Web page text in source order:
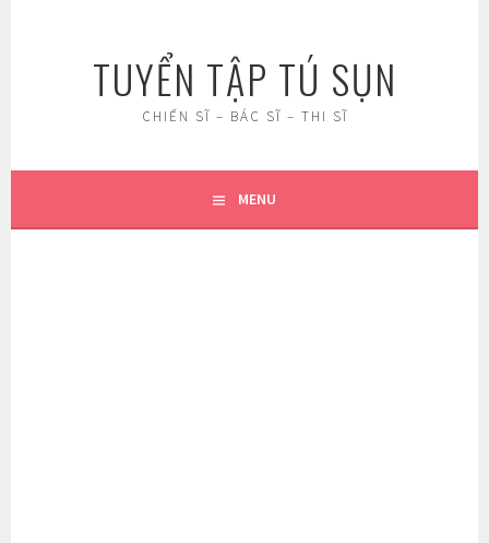
TUYỂN TẬP TÚ SỤN
CHIẾN SĨ – BÁC SĨ – THI SĨ
MENU